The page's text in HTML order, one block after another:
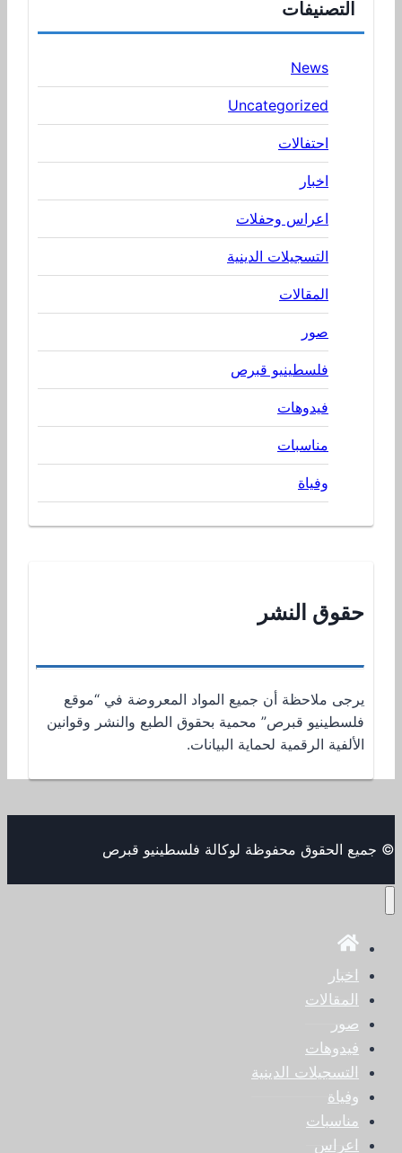
التصنيفات
News
Uncategorized
احتفالات
اخبار
اعراس وحفلات
التسجيلات الدينية
المقالات
صور
فلسطينيو قبرص
فيدوهات
مناسبات
وفياة
حقوق النشر
يرجى ملاحظة أن جميع المواد المعروضة في “موقع
فلسطينيو قبرص” محمية بحقوق الطبع والنشر وقوانين
الألفية الرقمية لحماية البيانات.
© جميع الحقوق محفوظة لوكالة فلسطينيو قبرص
اخبار
المقالات
صور
فيدوهات
التسجيلات الدينية
وفياة
مناسبات
اعراس